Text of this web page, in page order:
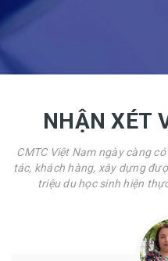
NHẬN XÉT
CMTC Việt Nam ngày càng
tác, khách hàng, xây dựng
triệu du học sinh hiện